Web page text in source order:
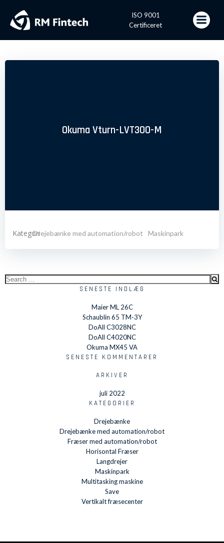
indhold
ISO 9001
Certificeret
Okuma Vturn-LVT300-M
KategoriDrejebænke med automation/robot Maskinpark
Search
SENESTE INDLÆG
Maier ML 26C
Schaublin 65 TM-3Y
DoAll C3028NC
DoAll C4020NC
Okuma MX45 VA
SENESTE KOMMENTARER
ARKIVER
juli 2022
KATEGORIER
Drejebænke
Drejebænke med automation/robot
Fræser med automation/robot
Horisontal Fræser
Langdrejer
Maskinpark
Multitasking maskine
Save
Vertikalt fræsecenter